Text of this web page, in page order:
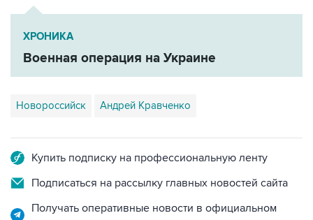
ХРОНИКА
Военная операция на Украине
Новороссийск Андрей Кравченко
Купить подписку на профессиональную ленту
Подписаться на рассылку главных новостей сайта
Получать оперативные новости в официальном